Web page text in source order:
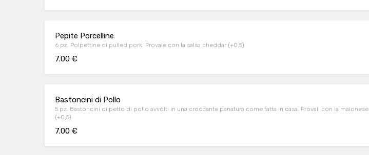
Pepite Porcelline
6 pz. Polpettine di pulled pork. Provale con la salsa cheddar (+0,5)
7.00 €
Bastoncini di Pollo
5 pz. Bastoncini di petto di pollo avvolti in una croccante panatura come fatta in casa. Provali con la maionese
(+0,5)
7.00 €